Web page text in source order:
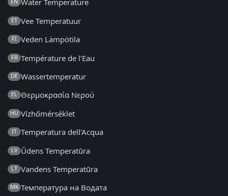
Water Temperature
ET Vee Temperatuur
FI Veden Lämpötila
FR Température de l'Eau
DE Wassertemperatur
EL Θερμοκρασία Νερού
HU Vízhőmérséklet
IT Temperatura dell'Acqua
LV Ūdens Temperatūra
LT Vandens Temperatūra
MK Температура на Водата